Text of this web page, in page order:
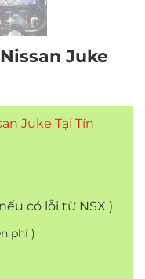
Juke
Juke Tại Tín
có lỗi từ NSX )
phí )